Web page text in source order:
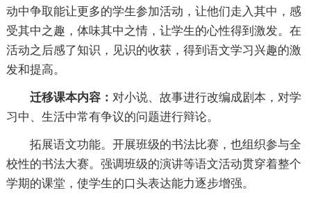
动中争取能让更多的学生参加活动，让他们走入其中，感
受其中之趣，体味其中之情，让学生的心性得到激发。在
活动之后感了知识，见识的收获，得到语文学习兴趣的激
发和提高。
迁移课本内容： 对小说、故事进行改编成剧本，对学
习中、生活中常有争议的问题进行辩论。
拓展语文功能。开展班级的书法比赛，也组织参与全
校性的书法大赛。强调班级的演讲等语文活动贯穿着整个
学期的课堂，使学生的口头表达能力逐步增强。